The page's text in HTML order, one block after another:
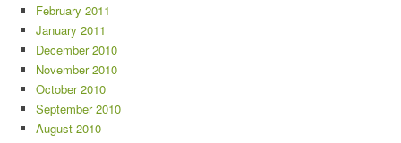
February 2011
January 2011
December 2010
November 2010
October 2010
September 2010
August 2010